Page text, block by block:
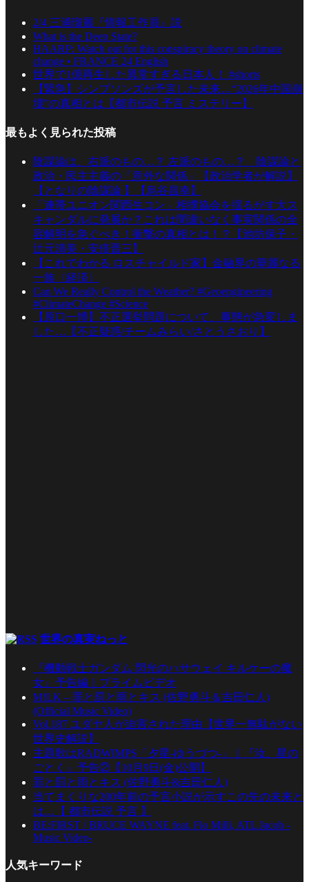
2/4 三浦瑠麗『情報工作員』説
What is the Deep State?
HAARP: Watch out for this conspiracy theory on climate
change • FRANCE 24 English
世界で1億再生した異常すぎる日本人！ #shorts
【緊急】シンプソンズが予言した未来…“2026年中国崩
壊”の真相とは【都市伝説 予言 ミステリー】
最もよく見られた投稿
陰謀論は、右派のもの…？ 左派のもの…？ 陰謀論と
政治・民主主義の「意外な関係」【政治学者が解説】
【となりの陰謀論 】【烏谷昌幸】
「連帯ユニオン関西生コン」相撲協会を揺るがす大ス
キャンダルに発展か？これは間違いなく事実関係の全
容解明を急ぐべき！衝撃の真相とは！？【池坊保子・
辻元清美・安倍晋三】
【これでわかる ロスチャイルド家】金融界の華麗なる
一族〈経済〉
Can We Really Control the Weather? #Geoengineering
#ClimateChange #Science
【原口一博】不正選挙問題について、事態が急変しま
した…【不正疑惑/チームみらい/さとうさおり】
世界の真実ねっと
『機動戦士ガンダム 閃光のハサウェイ キルケーの魔
女』予告編｜プライムビデオ
M!LK – 罪と罰と雨とキス (佐野勇斗＆吉田仁人)
(Official Music Video)
Vol.187 ユダヤ人が迫害された理由【世界一無駄がない
世界史解説】
主題歌はRADWIMPS「夕星-ゆうづつ-」｜『汝、星の
ごとく』予告②【10月9日(金)公開】
罪と罰と雨とキス (佐野勇斗&吉田仁人)
当てまくりな200年前の予言小説が示すこの先の未来と
は…【 都市伝説 予言 】
BE:FIRST / BRUCE WAYNE feat. Flo Milli, ATL Jacob -
Music Video-
人気キーワード